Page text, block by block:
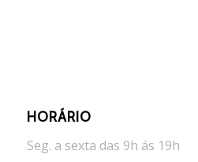
HORÁRIO
Seg. a sexta das 9h ás 19h